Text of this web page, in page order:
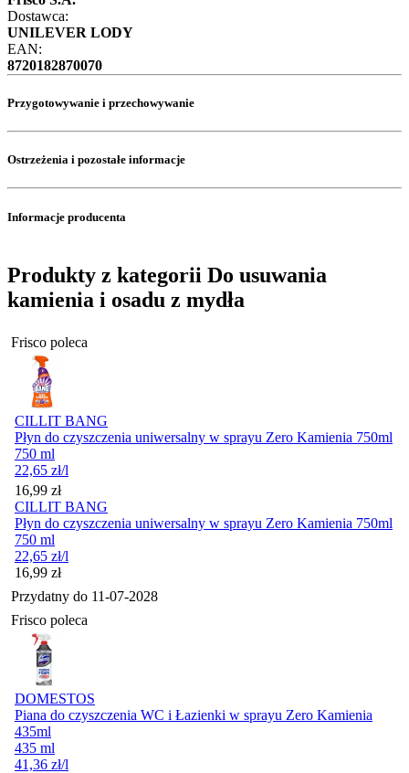
Dostawca:
UNILEVER LODY
EAN:
8720182870070
Przygotowywanie i przechowywanie
Ostrzeżenia i pozostałe informacje
Informacje producenta
Produkty z kategorii Do usuwania
kamienia i osadu z mydła
Frisco poleca
CILLIT BANG
Płyn do czyszczenia uniwersalny w sprayu Zero Kamienia 750ml
750 ml
22,65 zł/l
Cena
16,99 zł
CILLIT BANG
Płyn do czyszczenia uniwersalny w sprayu Zero Kamienia 750ml
750 ml
22,65 zł/l
Cena
16,99 zł
Przydatny do 11-07-2028
Frisco poleca
DOMESTOS
Piana do czyszczenia WC i Łazienki w sprayu Zero Kamienia
435ml
435 ml
41,36 zł/l